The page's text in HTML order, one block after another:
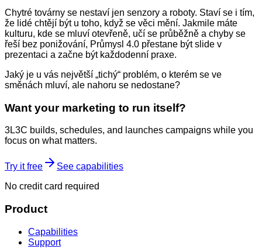
Chytré továrny se nestaví jen senzory a roboty. Staví se i tím,
že lidé chtějí být u toho, když se věci mění. Jakmile máte
kulturu, kde se mluví otevřeně, učí se průběžně a chyby se
řeší bez ponižování, Průmysl 4.0 přestane být slide v
prezentaci a začne být každodenní praxe.
Jaký je u vás největší „tichý“ problém, o kterém se ve
směnách mluví, ale nahoru se nedostane?
Want your marketing to run itself?
3L3C builds, schedules, and launches campaigns while you
focus on what matters.
Try it free
See capabilities
No credit card required
Product
Capabilities
Support